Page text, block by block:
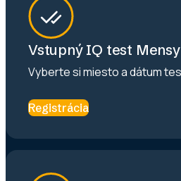
Vstupný IQ test Mensy
Vyberte si miesto a dátum
Registrácia